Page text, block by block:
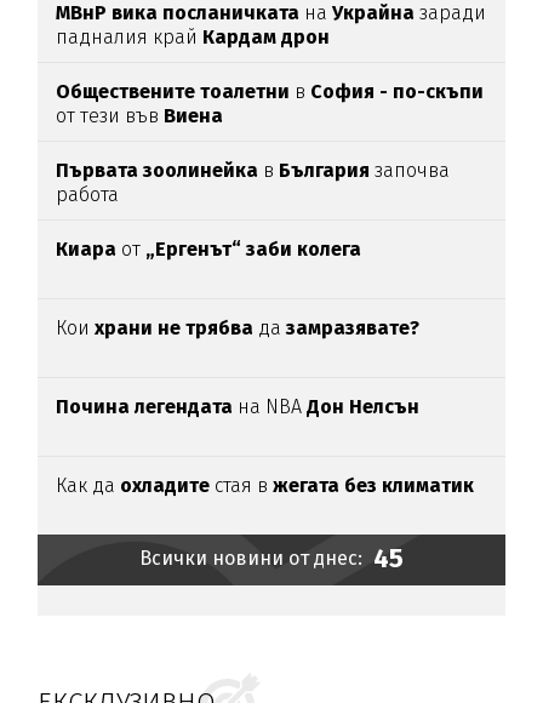
МВнР вика посланичката наУкрайназаради
падналия край Кардам дрон
Обществените тоалетни в София - по-скъпи
от тези във Виена
Първата зоолинейка в Българиязапочва
работа
Киара от „Ергенът“ заби колега
Коихрани не трябва дазамразявате?
Почина легендата на NBAДон Нелсън
Как да охладите стая вжегата без климатик
Всички новини от днес: 45